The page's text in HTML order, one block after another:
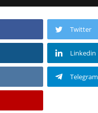
Twitter
Linkedin
Telegram